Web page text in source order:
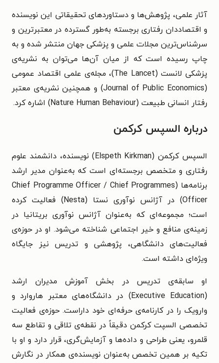
آثار علمی، پژوهش‌ها و دستاوردهای تحقیقاتی این نویسنده
و اقتصاددان رفتاری برجسته به‌طور گسترده در معتبرترین و
سرشناس‌ترین مجلات علمی و پزشکی جهان منتشر شده و به
چاپ رسیده است که از میان آن‌ها می‌توان به نشریه‌ی
پزشکی لانست (The Lancet)، مجله‌ی علمی اقتصاد عمومی
(Journal of Public Economics) و همچنین نشریه‌ی معتبر
رفتار انسانی طبیعت (Nature Human Behaviour) اشاره کرد.
درباره السپس کرکمن
السپس کرکمن (Elspeth Kirkman) نویسنده، دانشمند علوم
رفتاری و متخصص برجسته‌ای است که به‌عنوان مدیر ارشد
برنامه‌ها (Chief Programme Officer / Chief Programmes
Officer) در آژانس نوآوری نستا (Nesta) فعالیت کرده
است؛ مجموعه‌ای که به‌عنوان آژانس نوآوری بریتانیا در
زمینه‌ی منافع و خیر اجتماعی شناخته می‌شود. او در حوزه‌ی
فعالیت‌های دانشگاهی، پژوهشی و تدریس نیز جایگاه
ویژه‌ای داشته است.
او سابقه‌ی تدریس در بخش آموزش مدیران ارشد
(Executive Education) در دانشگاه‌های معتبر هاروارد و
وارویک را در کارنامه‌ی حرفه‌ای خود داراست. حوزه‌ی فعالیت
تخصصی السپت کرکمن دقیقاً در نقطه‌ی تلاقی و تقاطع سه
قلمرو، یعنی طراحی و داده‌ها و آزمایش‌گری، قرار دارد و او با
تکیه بر همین تخصص به‌عنوان نویسنده‌ی همکار در نگارش